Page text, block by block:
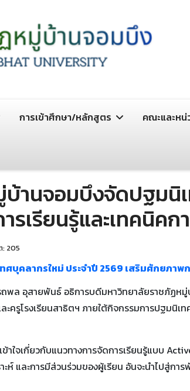
การเข้าศึกษา/หลักสูตร คณะและหน่
านจอมบึงจัดปฐมนิ
เรียนรู้และเทคนิคก
205
คลากรใหม่ ประจำปี 2569 เสริมศักยภาพ
ล อุสายพันธ์ อธิการบดีมหาวิทยาลัยราชภัฏห
ครูโรงเรียนสาธิตฯ ภายใต้กิจกรรมการปฐมนิ
าใจเกี่ยวกับแนวทางการจัดการเรียนรู้แบบ
ะห์ และการมีส่วนร่วมของผู้เรียน อันจะนำไปสู่